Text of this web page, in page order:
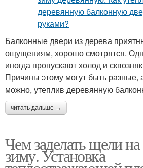
Балконные двери из дерева
ощущениям, хорошо смотрятся.
иногда пропускают холод и
Причины этому могут быть разные,
можно, утеплив деревянную
читать дальше →
Чем заделать щели
зиму. Установка